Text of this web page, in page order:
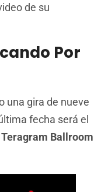
de su
Por
una gira de nueve
fecha será el
Teragram Ballroom